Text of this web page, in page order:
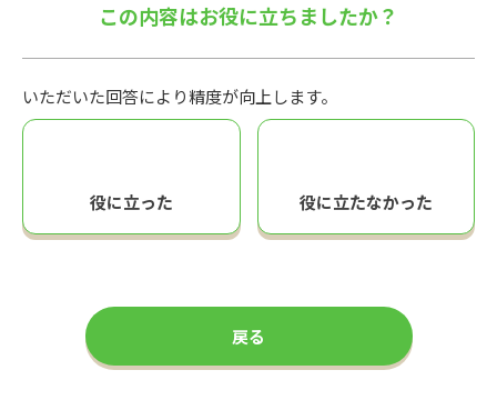
この内容はお役に立ちましたか？
いただいた回答により精度が向上します。
役に立った 役に立たなかった
戻る